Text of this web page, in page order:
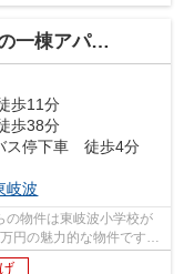
棟アパート
歩11分
歩38分
ス停下車 徒歩4分
岐波
の物件は東岐波小学校が
円の魅力的な物件です♪